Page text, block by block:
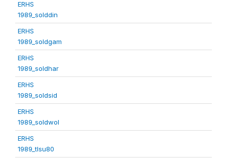
ERHS
1989_solddin
ERHS
1989_soldgam
ERHS
1989_soldhar
ERHS
1989_soldsid
ERHS
1989_soldwol
ERHS
1989_tlsu80